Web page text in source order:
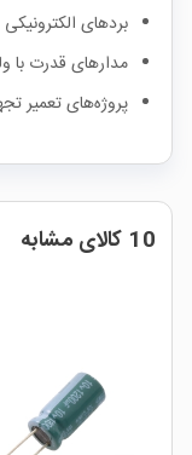
بردهای
مدارهای قدرت با
پروژه‌های تعمیر
10 کالای مشابه